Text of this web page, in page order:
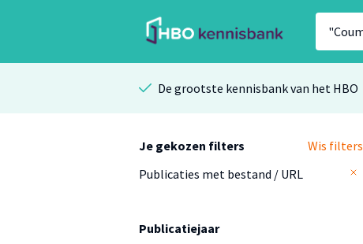
De grootste kennisbank van het HBO
Je gekozen filters
Wis filters
Publicaties met bestand / URL
Publicatiejaar